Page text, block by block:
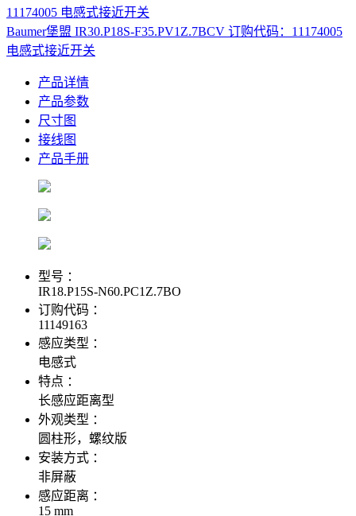
Baumer堡盟 IR30.P18S-F35.PV1Z.7BCV 订购代码：11174005
电感式接近开关
产品详情
产品参数
尺寸图
接线图
产品手册
型号 ：
IR18.P15S-N60.PC1Z.7BO
订购代码 ：
11149163
感应类型 ：
电感式
特点 ：
长感应距离型
外观类型 ：
圆柱形，螺纹版
安装方式 ：
非屏蔽
感应距离 ：
15 mm